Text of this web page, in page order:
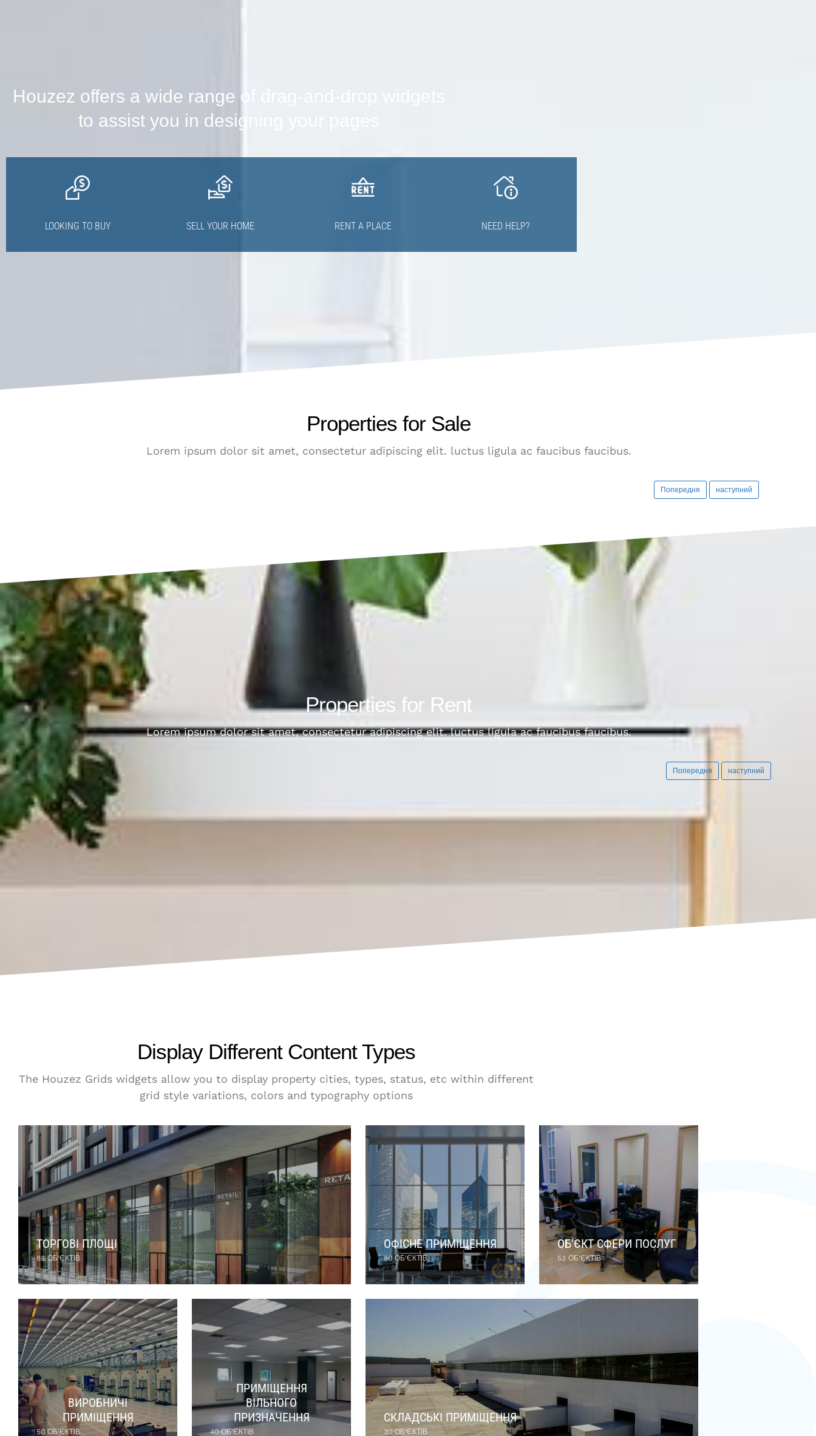
Houzez offers a wide range of drag-and-drop widgets
to assist you in designing your pages
LOOKING TO BUY SELL YOUR HOME RENT A PLACE NEED HELP?
Properties for Sale
Lorem ipsum dolor sit amet, consectetur adipiscing elit. luctus ligula ac faucibus faucibus.
Попередня наступний
Properties for Rent
Lorem ipsum dolor sit amet, consectetur adipiscing elit. luctus ligula ac faucibus faucibus.
Попередня наступний
Display Different Content Types
The Houzez Grids widgets allow you to display property cities, types, status, etc within different
grid style variations, colors and typography options
ТОРГОВІ ПЛОЩІ
88 ОБ'ЄКТІВ
ОФІСНЕ ПРИМІЩЕННЯ
80 ОБ'ЄКТІВ
ОБ'ЄКТ СФЕРИ ПОСЛУГ
53 ОБ'ЄКТІВ
ВИРОБНИЧІ
ПРИМІЩЕННЯ
50 ОБ'ЄКТІВ
ПРИМІЩЕННЯ
ВІЛЬНОГО
ПРИЗНАЧЕННЯ
40 ОБ'ЄКТІВ
СКЛАДСЬКІ ПРИМІЩЕННЯ
30 ОБ'ЄКТІВ